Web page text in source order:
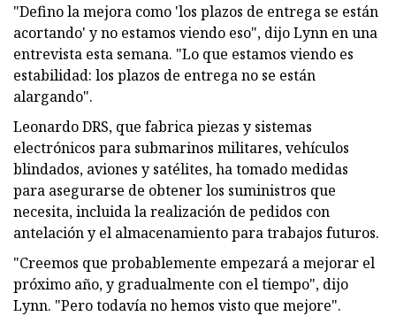
"Defino la mejora como 'los plazos de entrega se están
acortando' y no estamos viendo eso", dijo Lynn en una
entrevista esta semana. "Lo que estamos viendo es
estabilidad: los plazos de entrega no se están
alargando".
Leonardo DRS, que fabrica piezas y sistemas
electrónicos para submarinos militares, vehículos
blindados, aviones y satélites, ha tomado medidas
para asegurarse de obtener los suministros que
necesita, incluida la realización de pedidos con
antelación y el almacenamiento para trabajos futuros.
"Creemos que probablemente empezará a mejorar el
próximo año, y gradualmente con el tiempo", dijo
Lynn. "Pero todavía no hemos visto que mejore".